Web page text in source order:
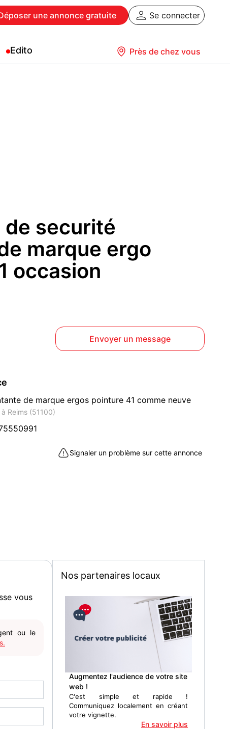
une annonce gratuite Se connecter
Edito Près de chez vous
securité
marque ergo
occasion
Envoyer un message
de marque ergos pointure 41 comme neuve
Reims (51100)
Signaler un problème sur cette annonce
vous
ou le
Nos partenaires locaux
Augmentez l'audience de votre site
web !
C'est simple et rapide !
Communiquez localement en créant
votre vignette.
En savoir plus